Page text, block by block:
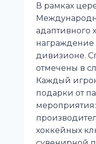
В рамках
адаптивного
дивизионе.
отмечены в
Каждый
подарки от
хоккейных